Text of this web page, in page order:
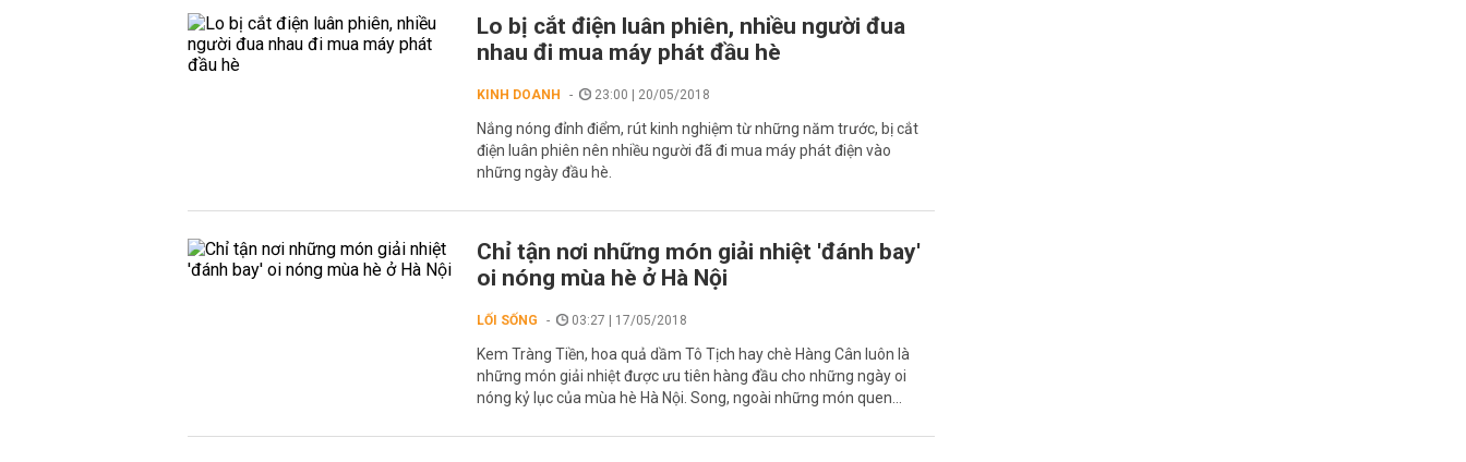
Lo bị cắt điện luân phiên, nhiều người đua
nhau đi mua máy phát đầu hè
KINH DOANH 23:00 | 20/05/2018
Nắng nóng đỉnh điểm, rút kinh nghiệm từ những năm trước, bị cắt
điện luân phiên nên nhiều người đã đi mua máy phát điện vào
những ngày đầu hè.
Chỉ tận nơi những món giải nhiệt 'đánh bay'
oi nóng mùa hè ở Hà Nội
LỐI SỐNG 03:27 | 17/05/2018
Kem Tràng Tiền, hoa quả dầm Tô Tịch hay chè Hàng Cân luôn là
những món giải nhiệt được ưu tiên hàng đầu cho những ngày oi
nóng kỷ lục của mùa hè Hà Nội. Song, ngoài những món quen...